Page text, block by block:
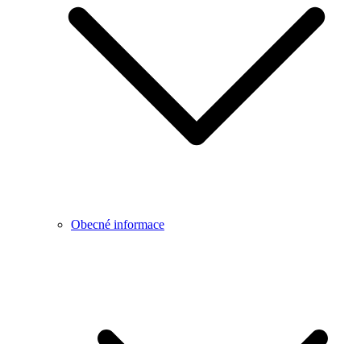
Obecné informace